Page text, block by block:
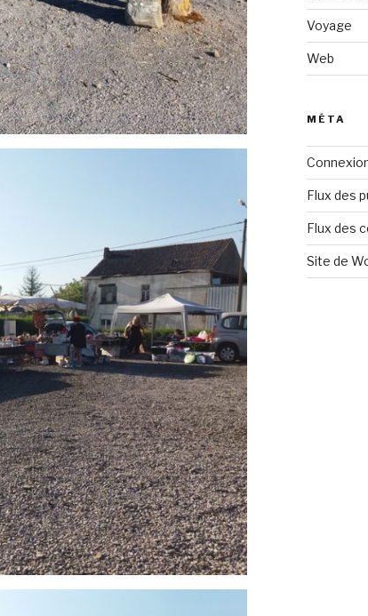
Voyage
Web
MÉTA
Flux des
Flux des
Site de